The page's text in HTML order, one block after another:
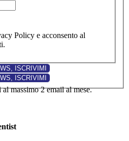
Policy e acconsento al
massimo 2 email al mese.